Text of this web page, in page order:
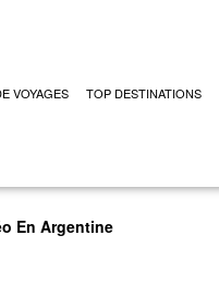
VOYAGES TOP DESTINATIONS
En Argentine